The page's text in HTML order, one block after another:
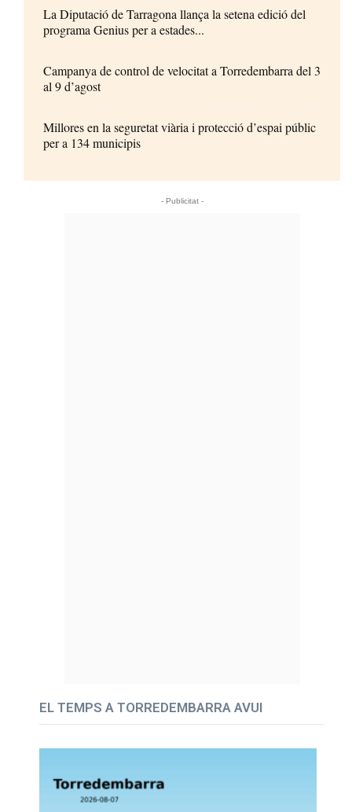
La Diputació de Tarragona llança la setena edició del
programa Genius per a estades...
Campanya de control de velocitat a Torredembarra del 3
al 9 d’agost
Millores en la seguretat viària i protecció d’espai públic
per a 134 municipis
- Publicitat -
EL TEMPS A TORREDEMBARRA AVUI